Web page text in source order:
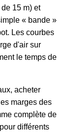
15 m) et
« bande »
Les courbes
d'air sur
le temps de
acheter
marges des
complète de
différents